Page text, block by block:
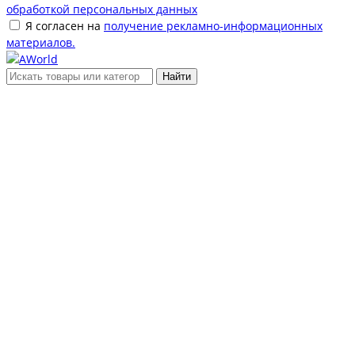
обработкой персональных данных
Я согласен на получение рекламно-информационных
материалов.
Найти